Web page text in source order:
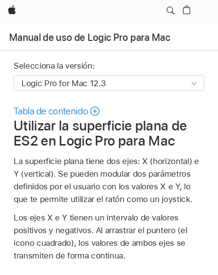
Apple
Manual de uso de Logic Pro para Mac
Selecciona la versión:
Tabla de contenido
Utilizar la superficie plana de
ES2 en Logic Pro para Mac
La superficie plana tiene dos ejes: X (horizontal) e
Y (vertical). Se pueden modular dos parámetros
definidos por el usuario con los valores X e Y, lo
que te permite utilizar el ratón como un joystick.
Los ejes X e Y tienen un intervalo de valores
positivos y negativos. Al arrastrar el puntero (el
icono cuadrado), los valores de ambos ejes se
transmiten de forma continua.